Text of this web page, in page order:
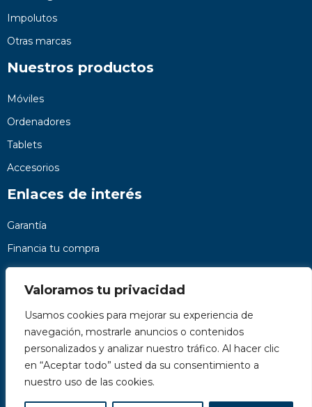
Valoramos tu privacidad
Usamos cookies para mejorar su experiencia de
navegación, mostrarle anuncios o contenidos
personalizados y analizar nuestro tráfico. Al hacer clic
en “Aceptar todo” usted da su consentimiento a
nuestro uso de las cookies.
Impolutos
Otras marcas
Nuestros productos
Móviles
Ordenadores
Tablets
Accesorios
Enlaces de interés
Garantía
Financia tu compra
Preguntas frecuentes
Nosotros
Contacto
Páginas legales
Kit Digital